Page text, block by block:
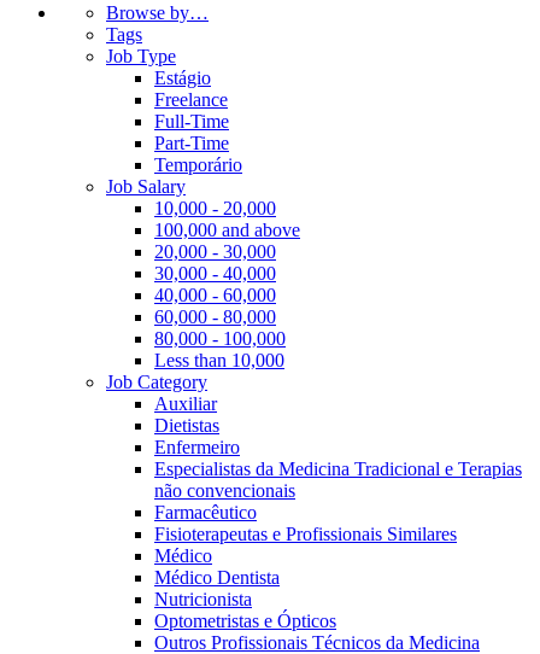
Browse by…
Tags
Job Type
Estágio
Freelance
Full-Time
Part-Time
Temporário
Job Salary
10,000 - 20,000
100,000 and above
20,000 - 30,000
30,000 - 40,000
40,000 - 60,000
60,000 - 80,000
80,000 - 100,000
Less than 10,000
Job Category
Auxiliar
Dietistas
Enfermeiro
Especialistas da Medicina Tradicional e Terapias
não convencionais
Farmacêutico
Fisioterapeutas e Profissionais Similares
Médico
Médico Dentista
Nutricionista
Optometristas e Ópticos
Outros Profissionais Técnicos da Medicina